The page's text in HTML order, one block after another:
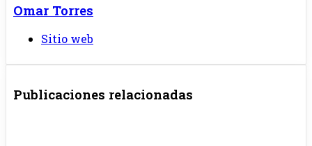
Omar Torres
Sitio web
Publicaciones relacionadas